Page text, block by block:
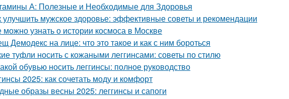
А: Полезные и Необходимые для Здоровья
улучшить мужское здоровье: эффективные советы и рекомендации
можно узнать о истории космоса в Москве
Демодекс на лице: что это такое и как с ним бороться
туфли носить с кожаными леггинсами: советы по стилю
обувью носить леггинсы: полное руководство
2025: как сочетать моду и комфорт
образы весны 2025: леггинсы и сапоги